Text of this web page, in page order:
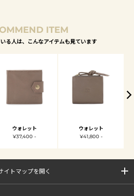
ITEM
る人は、こんなアイテムも見ています
ウォレット
¥37,400 -
ウォレット
¥41,800 -
イトマップを開く